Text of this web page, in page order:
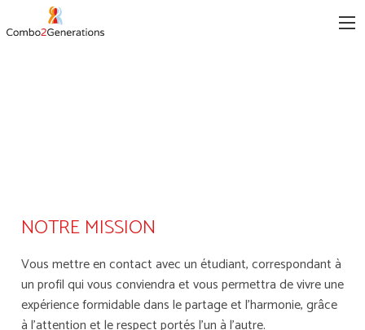
NOTRE MISSION
Vous mettre en contact avec un étudiant, correspondant à
un profil qui vous conviendra et vous permettra de vivre une
expérience formidable dans le partage et l’harmonie, grâce
à l’attention et le respect portés l’un à l’autre.